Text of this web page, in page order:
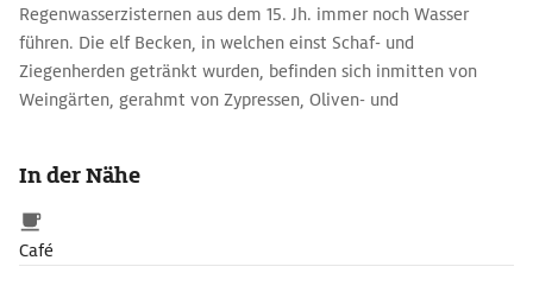
Regenwasserzisternen aus dem 15. Jh. immer noch Wasser
führen. Die elf Becken, in welchen einst Schaf- und
Ziegenherden getränkt wurden, befinden sich inmitten von
Weingärten, gerahmt von Zypressen, Oliven- und
In der Nähe
Café